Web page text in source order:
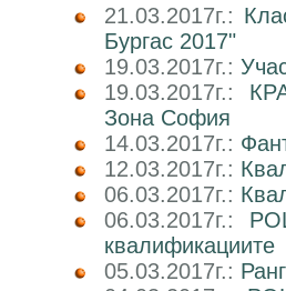
21.03.2017г.:
Бургас 2017"
19.03.2017г.:
19.03.2017г.:
Зона София
14.03.2017г.:
12.03.2017г.:
06.03.2017г.:
06.03.2017г.:
квалификациите
05.03.2017г.: